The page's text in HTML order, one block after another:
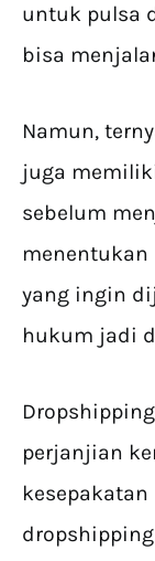
untuk pulsa
bisa
Namun,
juga
sebelum
menentukan
yang ingin
hukum jadi
perjanjian